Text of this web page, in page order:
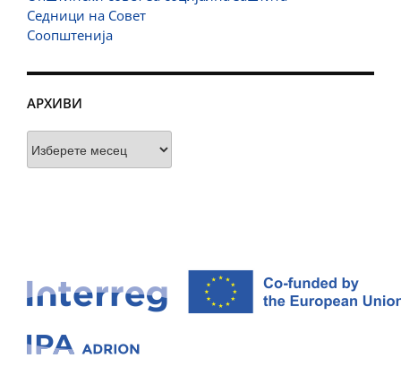
Седници на Совет
Соопштенија
АРХИВИ